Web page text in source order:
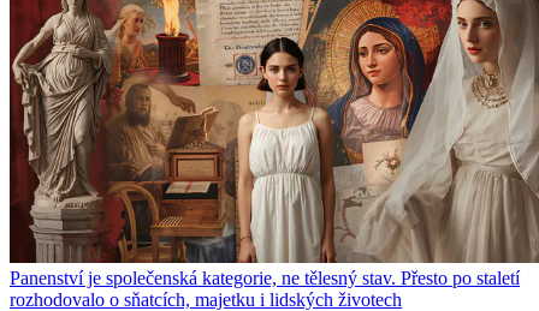
Panenství je společenská kategorie, ne tělesný stav. Přesto po staletí
rozhodovalo o sňatcích, majetku i lidských životech